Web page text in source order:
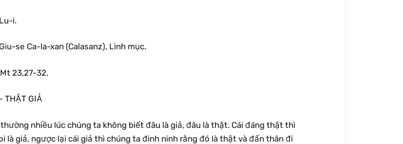
i.
se Ca-la-xan (Calasanz), Linh mục.
23,27-32.
THẬT GIẢ
nhiều lúc chúng ta không biết đâu là giả, đâu là thật. Cái đáng thật thì
là giả, ngược lại cái giả thì chúng ta đinh ninh rằng đó là thật và đấn thân đi